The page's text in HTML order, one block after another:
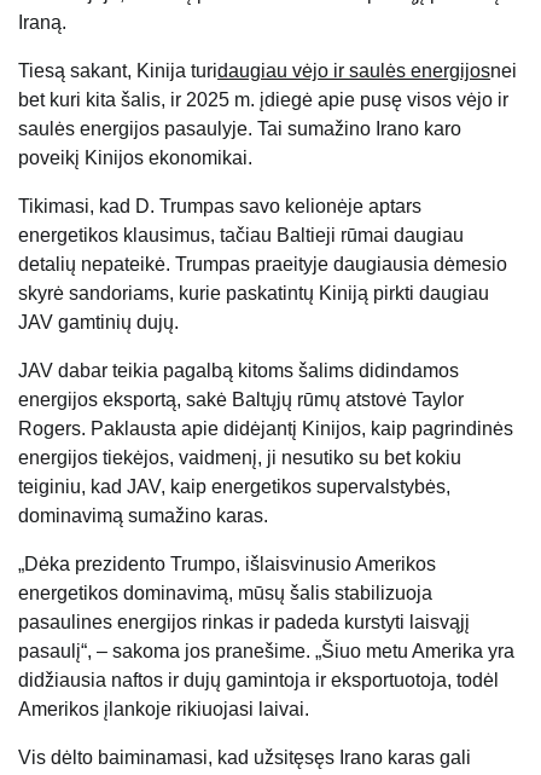
Iraną.
Tiesą sakant, Kinija turidaugiau vėjo ir saulės energijosnei
bet kuri kita šalis, ir 2025 m. įdiegė apie pusę visos vėjo ir
saulės energijos pasaulyje. Tai sumažino Irano karo
poveikį Kinijos ekonomikai.
Tikimasi, kad D. Trumpas savo kelionėje aptars
energetikos klausimus, tačiau Baltieji rūmai daugiau
detalių nepateikė. Trumpas praeityje daugiausia dėmesio
skyrė sandoriams, kurie paskatintų Kiniją pirkti daugiau
JAV gamtinių dujų.
JAV dabar teikia pagalbą kitoms šalims didindamos
energijos eksportą, sakė Baltųjų rūmų atstovė Taylor
Rogers. Paklausta apie didėjantį Kinijos, kaip pagrindinės
energijos tiekėjos, vaidmenį, ji nesutiko su bet kokiu
teiginiu, kad JAV, kaip energetikos supervalstybės,
dominavimą sumažino karas.
„Dėka prezidento Trumpo, išlaisvinusio Amerikos
energetikos dominavimą, mūsų šalis stabilizuoja
pasaulines energijos rinkas ir padeda kurstyti laisvąjį
pasaulį“, – sakoma jos pranešime. „Šiuo metu Amerika yra
didžiausia naftos ir dujų gamintoja ir eksportuotoja, todėl
Amerikos įlankoje rikiuojasi laivai.
Vis dėlto baiminamasi, kad užsitęsęs Irano karas gali